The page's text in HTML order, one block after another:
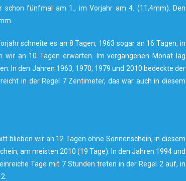
fünfmal am 1., im Vorjahr am 4. (11,4mm). Den
schneite es an 8 Tagen, 1963 sogar an 16 Tagen, in
an 10 Tagen erwarten. Im vergangenen Monat lag
In den Jahren 1963, 1970, 1979 und 2010 bedeckte der
in der Regel 7 Zentimeter, das war auch in diesem
blieben wir an 12 Tagen ohne Sonnenschein, in diesem
am meisten 2010 (19 Tage). In den Jahren 1994 und
Tage mit 7 Stunden treten in der Regel 2 auf, in